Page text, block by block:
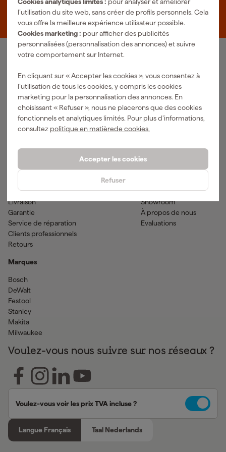
l’utilisation du site web, sans créer de profils personnels. Cela
vous offre la meilleure expérience utilisateur possible.
Cookies marketing : pour afficher des publicités
personnalisées (personnalisation des annonces) et suivre
votre comportement sur Internet.
En cliquant sur « Accepter les cookies », vous consentez à
l’utilisation de tous les cookies, y compris les cookies
marketing pour la personnalisation des annonces. En
choisissant « Refuser », nous ne placerons que des cookies
fonctionnels et analytiques limités. Pour plus d’informations,
consultez politique en matièrede cookies.
Accepter les cookies
Refuser
Zevenheuvelenweg 25
Outils pneumatiques
EPI et vêtements de travail
Outils de mesure
Outil sans-fil
Outils de jardinage
Méthodes de paiement
Livraison
Garantie
Service de réparation
Clients professionnels
Retours
Marques
Bosch
DeWalt
Festool
Stanley
Makita
Milwaukee
Fixami
Actualites
Showroom
À propos de nous
Evaluations
Voulez-vous nous suivre sur nos réseaux ?
Voulez-vous voir les prix TVA incluse ?
Langue Français Taal Nederlands